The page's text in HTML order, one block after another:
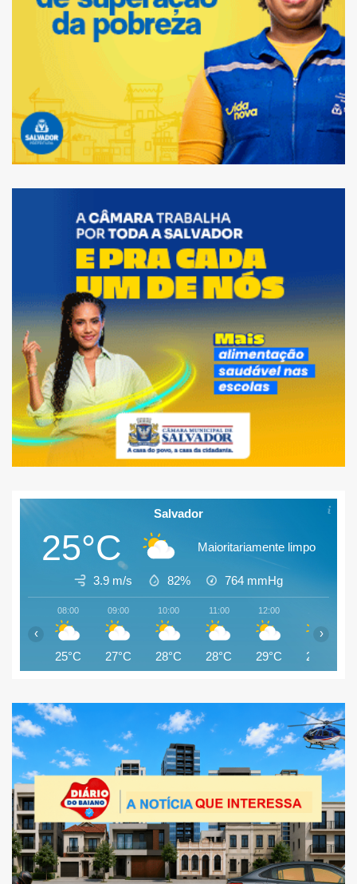
Salvador
25°C Maioritariamente limpo
3.9 m/s 82% 764 mmHg
08:00
25°C
09:00
27°C
10:00
28°C
11:00
28°C
12:00
29°C 29°C
‹ ›